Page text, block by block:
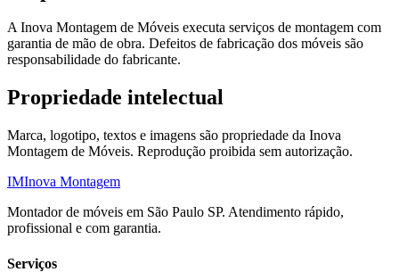
AInova Montagem de Móveis executa serviços de montagem com
garantia de mão de obra. Defeitos de fabricação dos móveis são
responsabilidade do fabricante.
Propriedade intelectual
Marca, logotipo, textos e imagens são propriedade da Inova
Montagem de Móveis. Reprodução proibida sem autorização.
IMInova Montagem
Montador de móveis em São Paulo SP. Atendimento rápido,
profissional e com garantia.
Serviços